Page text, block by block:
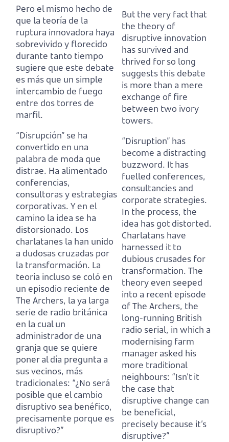
Pero el mismo hecho de
que la teoría de la
ruptura innovadora haya
sobrevivido y florecido
durante tanto tiempo
sugiere que este debate
es más que un simple
intercambio de fuego
entre dos torres de
marfil.
“Disrupción” se ha
convertido en una
palabra de moda que
distrae. Ha alimentado
conferencias,
consultoras y estrategias
corporativas. Y en el
camino la idea se ha
distorsionado. Los
charlatanes la han unido
a dudosas cruzadas por
la transformación. La
teoría incluso se coló en
un episodio reciente de
The Archers, la ya larga
serie de radio británica
en la cual un
administrador de una
granja que se quiere
poner al día pregunta a
sus vecinos, más
tradicionales: “¿No será
posible que el cambio
disruptivo sea benéfico,
precisamente porque es
disruptivo?”
But the very fact that
the theory of
disruptive innovation
has survived and
thrived for so long
suggests this debate
is more than a mere
exchange of fire
between two ivory
towers.
“Disruption” has
become a distracting
buzzword. It has
fuelled conferences,
consultancies and
corporate strategies.
In the process, the
idea has got distorted.
Charlatans have
harnessed it to
dubious crusades for
transformation. The
theory even seeped
into a recent episode
of The Archers, the
long-running British
radio serial, in which a
modernising farm
manager asked his
more traditional
neighbours: “Isn’t it
the case that
disruptive change can
be beneficial,
precisely because it’s
disruptive?”